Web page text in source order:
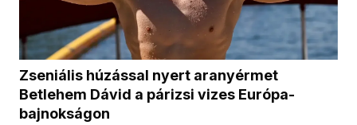
Zseniális húzással nyert aranyérmet
Betlehem Dávid a párizsi vizes Európa-
bajnokságon